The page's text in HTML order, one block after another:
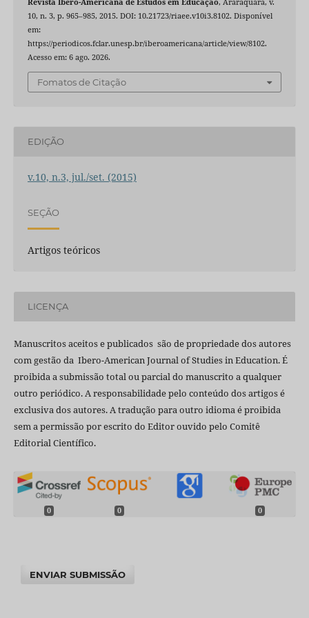
Revista Ibero-Americana de Estudos em Educação, Araraquara, v.
10, n. 3, p. 965–985, 2015. DOI: 10.21723/riaee.v10i3.8102. Disponível
em:
https://periodicos.fclar.unesp.br/iberoamericana/article/view/8102.
Acesso em: 6 ago. 2026.
Fomatos de Citação
EDIÇÃO
v.10, n.3, jul./set. (2015)
SEÇÃO
Artigos teóricos
LICENÇA
Manuscritos aceitos e publicados são de propriedade dos autores
com gestão da Ibero-American Journal of Studies in Education. É
proibida a submissão total ou parcial do manuscrito a qualquer
outro periódico. A responsabilidade pelo conteúdo dos artigos é
exclusiva dos autores. A tradução para outro idioma é proibida
sem a permissão por escrito do Editor ouvido pelo Comitê
Editorial Científico.
0 0 0
ENVIAR SUBMISSÃO